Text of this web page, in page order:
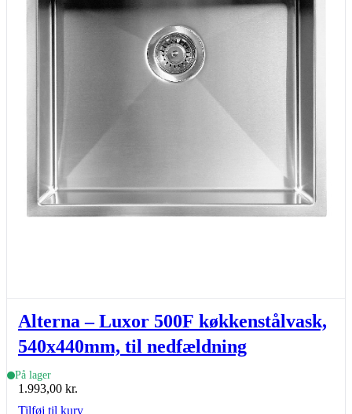
Alterna – Luxor 500F køkkenstålvask,
540x440mm, til nedfældning
På lager
1.993,00 kr.
Tilføj til kurv